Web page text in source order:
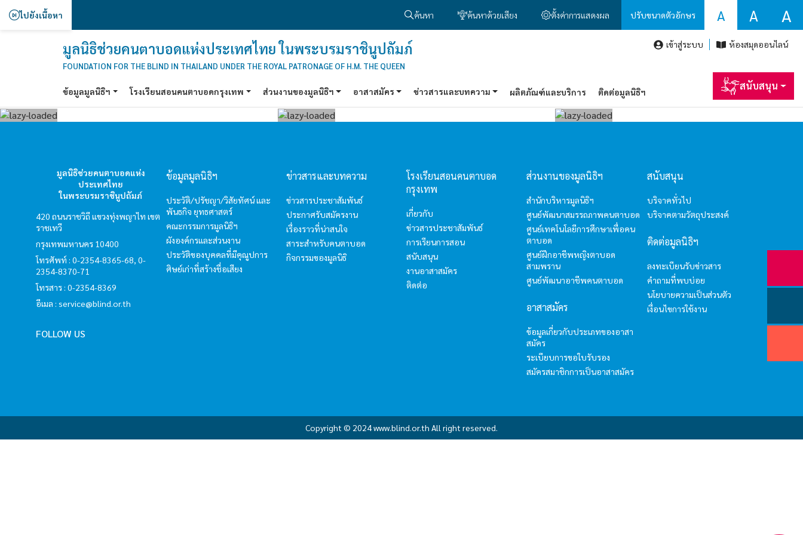
ไปยังเนื้อหา ค้นหา ค้นหาด้วยเสียง ตั้งค่าการแสดงผล ปรับขนาดตัวอักษร A A A
มูลนิธิช่วยคนตาบอดแห่งประเทศไทย ในพระบรมราชินูปถัมภ์
FOUNDATION FOR THE BLIND IN THAILAND UNDER THE ROYAL PATRONAGE OF H.M. THE QUEEN
ข้อมูลมูลนิธิฯ โรงเรียนสอนคนตาบอดกรุงเทพ ส่วนงานของมูลนิธิฯ อาสาสมัคร ข่าวสารและบทความ ผลิตภัณฑ์และบริการ ติดต่อมูลนิธิฯ
เข้าสู่ระบบ ห้องสมุดออนไลน์
สนับสนุน
มูลนิธิช่วยคนตาบอดแห่ง
ประเทศไทย
ในพระบรมราชินูปถัมภ์
420 ถนนราชวิถี แขวงทุ่งพญาไท เขต
ราชเทวี
กรุงเทพมหานคร 10400
โทรศัพท์ : 0-2354-8365-68, 0-
2354-8370-71
โทรสาร : 0-2354-8369
อีเมล : service@blind.or.th
FOLLOW US
ข้อมูลมูลนิธิฯ
ประวัติ/ปรัชญา/วิสัยทัศน์ และ
พันธกิจ ยุทธศาสตร์
คณะกรรมการมูลนิธิฯ
ผังองค์กรและส่วนงาน
ประวัติของบุคคลที่มีคุณูปการ
ศิษย์เก่าที่สร้างชื่อเสียง
ข่าวสารและบทความ
ข่าวสารประชาสัมพันธ์
ประกาศรับสมัครงาน
เรื่องราวที่น่าสนใจ
สาระสำหรับคนตาบอด
กิจกรรมของมูลนิธิ
โรงเรียนสอนคนตาบอด
กรุงเทพ
เกี่ยวกับ
ข่าวสารประชาสัมพันธ์
การเรียนการสอน
สนับสนุน
งานอาสาสมัคร
ติดต่อ
ส่วนงานของมูลนิธิฯ
สำนักบริหารมูลนิธิฯ
ศูนย์พัฒนาสมรรถภาพคนตาบอด
ศูนย์เทคโนโลยีการศึกษาเพื่อคน
ตาบอด
ศูนย์ฝึกอาชีพหญิงตาบอด
สามพราน
ศูนย์พัฒนาอาชีพคนตาบอด
อาสาสมัคร
ข้อมูลเกี่ยวกับประเภทของอาสา
สมัคร
ระเบียบการขอใบรับรอง
สมัครสมาชิกการเป็นอาสาสมัคร
สนับสนุน
บริจาคทั่วไป
บริจาคตามวัตถุประสงค์
ติดต่อมูลนิธิฯ
ลงทะเบียนรับข่าวสาร
คำถามที่พบบ่อย
นโยบายความเป็นส่วนตัว
เงื่อนไขการใช้งาน
Copyright © 2024 www.blind.or.th All right reserved.
website? Ask me anything!
hello2
I'm your AI Assistant! Curious about this
website? Ask me anything!
I'm your AI Assistant! Curious about this
website? Ask me anything!
I'm your AI Assistant! Curious about this
website? Ask me anything!
I'm your AI Assistant! Curious about this
hello6